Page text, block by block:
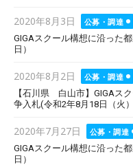
Posted
on
2020年8月3日 公募・調達
GIGAスクール構想に沿った
日）
Posted
on
2020年8月2日 公募・調達
【石川県 白山市】GIGAス
争入札(令和2年8月18日（火
Posted
on
2020年7月27日 公募・調達
GIGAスクール構想に沿った
日）